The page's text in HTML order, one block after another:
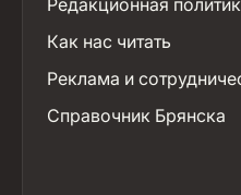
Как нас читать
Реклама и
Справочник Брянска